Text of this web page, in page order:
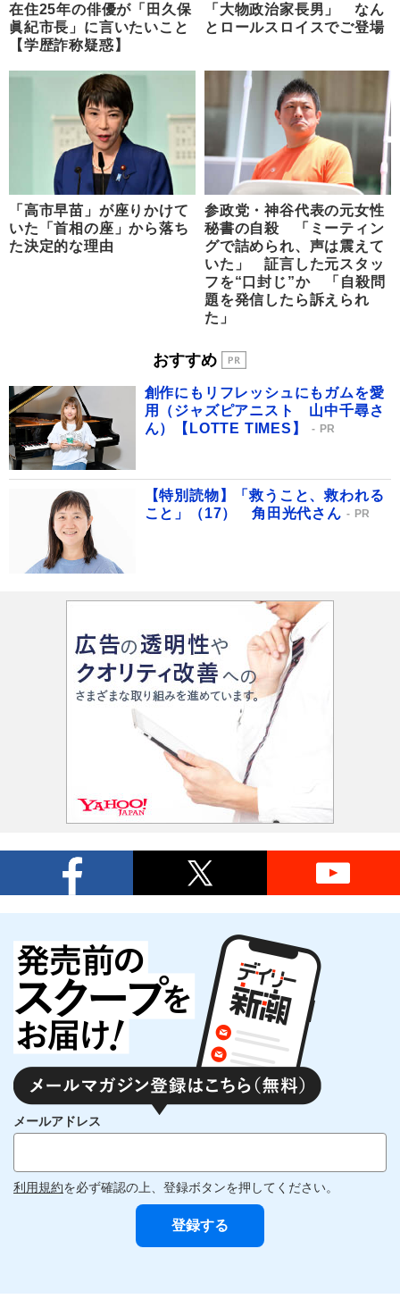
在住25年の俳優が「田久保
眞紀市長」に言いたいこと
【学歴詐称疑惑】
「大物政治家長男」 なん
とロールスロイスでご登場
「高市早苗」が座りかけて
いた「首相の座」から落ち
た決定的な理由
参政党・神谷代表の元女性
秘書の自殺 「ミーティン
グで詰められ、声は震えて
いた」 証言した元スタッ
フを“口封じ”か 「自殺問
題を発信したら訴えられ
た」
おすすめ
創作にもリフレッシュにもガムを愛
用（ジャズピアニスト 山中千尋さ
ん）【LOTTE TIMES】
PR
【特別読物】「救うこと、救われる
こと」（17） 角田光代さん
PR
メールアドレス
利用規約を必ず確認の上、登録ボタンを押してください。